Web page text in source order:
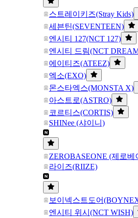
스트레이키즈(Stray Kids)
세븐틴(SEVENTEEN)
엔시티 127(NCT 127)
엔시티 드림(NCT
에이티즈(ATEEZ)
엑소(EXO)
몬스타엑스(MONSTA X)
아스트로(ASTRO)
코르티스(CORTIS)
SHINee (샤이니)
ZEROBASEONE (제로베
라이즈(RIIZE)
보이넥스트도어
엔시티 위시(NCT WISH)